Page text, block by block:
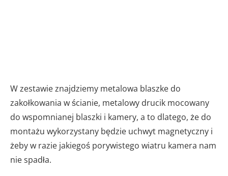
W zestawie znajdziemy metalowa blaszke do
zakołkowania w ścianie, metalowy drucik mocowany
do wspomnianej blaszki i kamery, a to dlatego, że do
montażu wykorzystany będzie uchwyt magnetyczny i
żeby w razie jakiegoś porywistego wiatru kamera nam
nie spadła.